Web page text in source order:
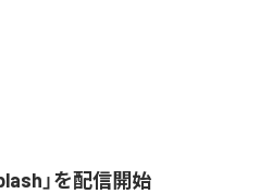
」を配信開始